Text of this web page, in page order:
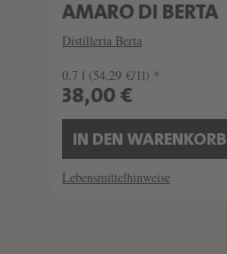
AMARO DI BERTA
Distilleria Berta
0.7 l (54,29 €/1l) *
38,00 €
IN DEN WARENKORB
Lebensmittelhinweise